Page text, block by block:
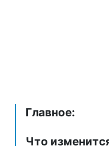
Главное:
Что